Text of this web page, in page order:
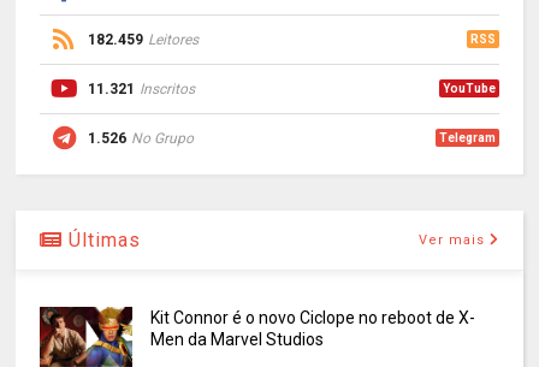
182.459 Leitores RSS
11.321 Inscritos YouTube
1.526 No Grupo Telegram
Últimas Ver mais
Kit Connor é o novo Ciclope no reboot de X-
Men da Marvel Studios